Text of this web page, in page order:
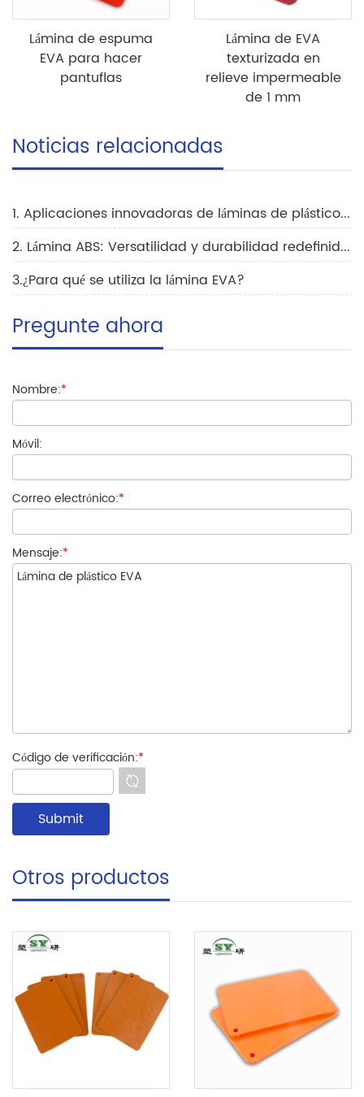
Lámina de espuma
EVA para hacer
pantuflas
Lámina de EVA
texturizada en
relieve impermeable
de 1 mm
Noticias relacionadas
1. Aplicaciones innovadoras de láminas de plástico EVA en la industria del embalaje para impulsar el crecimiento del mercado.
2. Lámina ABS: Versatilidad y durabilidad redefinidas
3.¿Para qué se utiliza la lámina EVA?
Pregunte ahora
Nombre:*
Móvil:
Correo electrónico:*
Mensaje:*
Código de verificación:*
Otros productos